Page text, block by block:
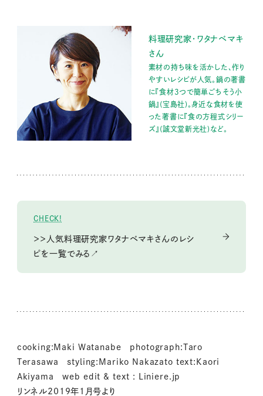
料理研究家・ワタナベマキ
さん
素材の持ち味を活かした、作り
やすいレシピが人気。鍋の著書
に『食材3つで簡単ごちそう小
鍋』(宝島社)。身近な食材を使
った著書に『食の方程式シリー
ズ』(誠文堂新光社)など。
CHECK!
＞＞人気料理研究家ワタナベマキさんのレシ
ピを一覧でみる↗
cooking:Maki Watanabe photograph:Taro
Terasawa styling:Mariko Nakazato text:Kaori
Akiyama web edit & text : Liniere.jp
リンネル2019年1月号より